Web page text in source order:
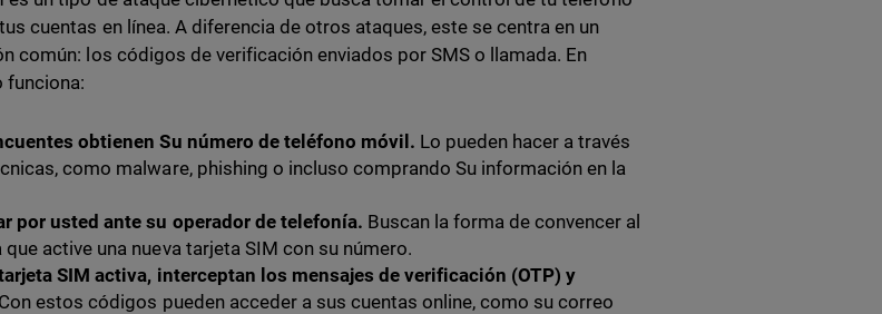
cuentas en línea. A diferencia de otros ataques, este se centra en un
común: los códigos de verificación enviados por SMS o llamada. En
funciona:
obtienen Su número de teléfono móvil. Lo pueden hacer a través
como malware, phishing o incluso comprando Su información en la
por usted ante su operador de telefonía. Buscan la forma de convencer al
active una nueva tarjeta SIM con su número.
SIM activa, interceptan los mensajes de verificación (OTP) y
Con estos códigos pueden acceder a sus cuentas online, como su correo